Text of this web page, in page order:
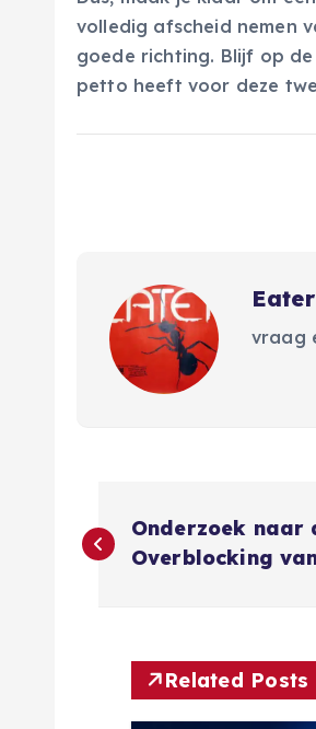
volledig afscheid nemen
goede richting. Blijf op
petto heeft voor deze
Eater
vraag
B
e
Onderzoek naar
Overblocking
Related Posts